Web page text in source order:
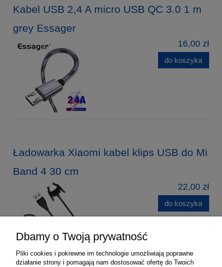
Kabel USB 2,4 A micro USB QC 3.0 1 m
grey Essager
16,00 zł
do koszyka
Ładowarka Xiaomi kabel klips USB do Mi
Band 4 30 cm
22,00 zł
do koszyka
Dbamy o Twoją prywatność
Pliki cookies i pokrewne im technologie umożliwiają poprawne
działanie strony i pomagają nam dostosować ofertę do Twoich